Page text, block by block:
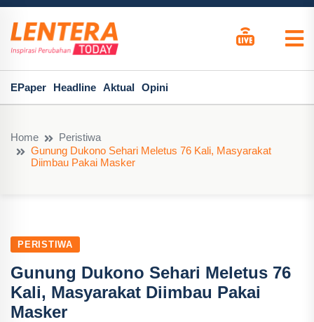
EPaper Headline Aktual Opini
Home
Peristiwa
Gunung Dukono Sehari Meletus 76 Kali, Masyarakat
Diimbau Pakai Masker
PERISTIWA
Gunung Dukono Sehari Meletus 76
Kali, Masyarakat Diimbau Pakai
Masker